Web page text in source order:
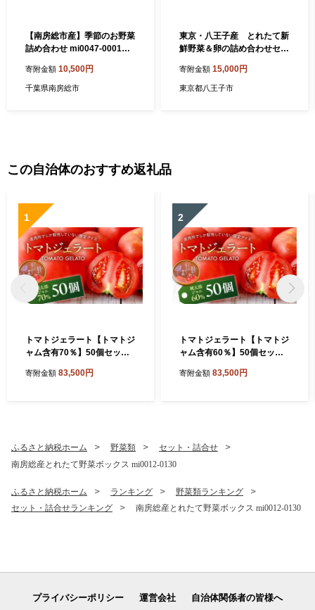
【南房総市産】季節のお野菜
詰め合わせ mi0047-0001
節 新鮮 旬 ヘルシー サラダ
食品】
寄附金額 10,500円
千葉県南房総市
東京・八王子産 とれたて新
鮮野菜＆卵の詰め合わせセッ
鮮 とれたて 産直 おいしい 送
料無料 東京 八王子
寄附金額 15,000円
東京都八王子市
この自治体のおすすめ返礼品
1
トマトジェラート【トマトジ
ャム含有70％】50個セット
ェラート トマトジャム 含有
寄附金額 83,500円
2
トマトジェラート【トマトジ
ャム含有60％】50個セット
ェラート トマトジャム 含有
寄附金額 83,500円
ふるさと納税ホーム 野菜類
セット・詰合せ
南房総産とれたて野菜ボックス mi0012-0130
ふるさと納税ホーム ランキング
野菜類ランキング
セット・詰合せランキング
南房総産とれたて野菜ボックス mi0012-0130
プライバシーポリシー 運営会社 自治体関係者の皆様へ